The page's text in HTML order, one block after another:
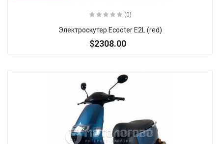
(0)
Электроскутер Ecooter E2L (red)
$2308.00